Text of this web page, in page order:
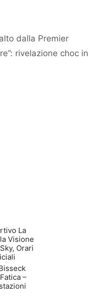
dalla Premier
rivelazione choc in
La
Visione
Orari
–